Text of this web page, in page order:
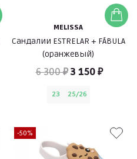
MELISSA
Сандалии ESTRELAR + FÁBULA
(оранжевый)
6 300 ₽3 150 ₽
23 25/26
-50%